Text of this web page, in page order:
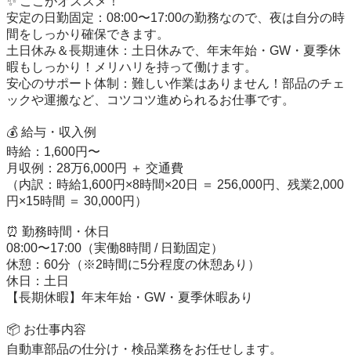
安定の日勤固定：08:00〜17:00の勤務なので、夜は自分の時
間をしっかり確保できます。
土日休み＆長期連休：土日休みで、年末年始・GW・夏季休
暇もしっかり！メリハリを持って働けます。
安心のサポート体制：難しい作業はありません！部品のチェ
ックや運搬など、コツコツ進められるお仕事です。
💰 給与・収入例
時給：1,600円〜
月収例：28万6,000円 ＋ 交通費
（内訳：時給1,600円×8時間×20日 ＝ 256,000円、残業2,000
円×15時間 ＝ 30,000円）
⏰ 勤務時間・休日
08:00〜17:00（実働8時間 / 日勤固定）
休憩：60分（※2時間に5分程度の休憩あり）
休日：土日
【長期休暇】年末年始・GW・夏季休暇あり
📦 お仕事内容
自動車部品の仕分け・検品業務をお任せします。